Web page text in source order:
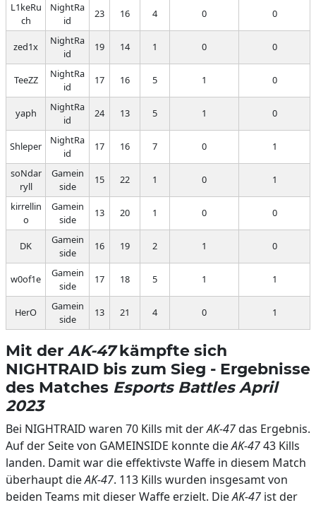
L1keRu
ch
NightRa
id
23 16 4 0 0
zed1x
NightRa
id
19 14 1 0 0
TeeZZ
NightRa
id
17 16 5 1 0
yaph
NightRa
id
24 13 5 1 0
Shleper
NightRa
id
17 16 7 0 1
soNdar
ryll
Gamein
side
15 22 1 0 1
kirrellin
o
Gamein
side
13 20 1 0 0
DK
Gamein
side
16 19 2 1 0
w0of1e
Gamein
side
17 18 5 1 1
HerO
Gamein
side
13 21 4 0 1
Mit der AK-47kämpfte sich
NIGHTRAID bis zum Sieg - Ergebnisse
des Matches Esports Battles April
2023
Bei NIGHTRAID waren 70 Kills mit derAK-47das Ergebnis.
Auf der Seite von GAMEINSIDE konnte dieAK-4743 Kills
landen. Damit war die effektivste Waffe in diesem Match
überhaupt dieAK-47. 113 Kills wurden insgesamt von
beiden Teams mit dieser Waffe erzielt. DieAK-47 ist der